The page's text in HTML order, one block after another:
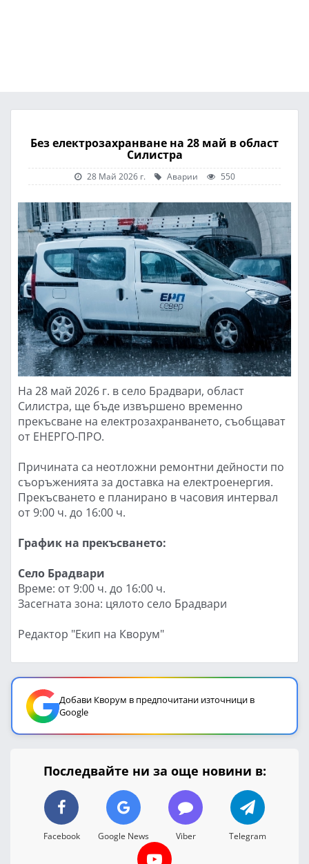
Без електрозахранване на 28 май в област
Силистра
28 Май 2026 г. Аварии 550
На 28 май 2026 г. в село Брадвари, област
Силистра, ще бъде извършено временно
прекъсване на електрозахранването, съобщават
от ЕНЕРГО-ПРО.
Причината са неотложни ремонтни дейности по
съоръженията за доставка на електроенергия.
Прекъсването е планирано в часовия интервал
от 9:00 ч. до 16:00 ч.
График на прекъсването:
Село Брадвари
Време: от 9:00 ч. до 16:00 ч.
Засегната зона: цялото село Брадвари
Редактор "Екип на Кворум"
Добави Кворум в предпочитани източници в
Google
Последвайте ни за още новини в:
Facebook Google News Viber Telegram